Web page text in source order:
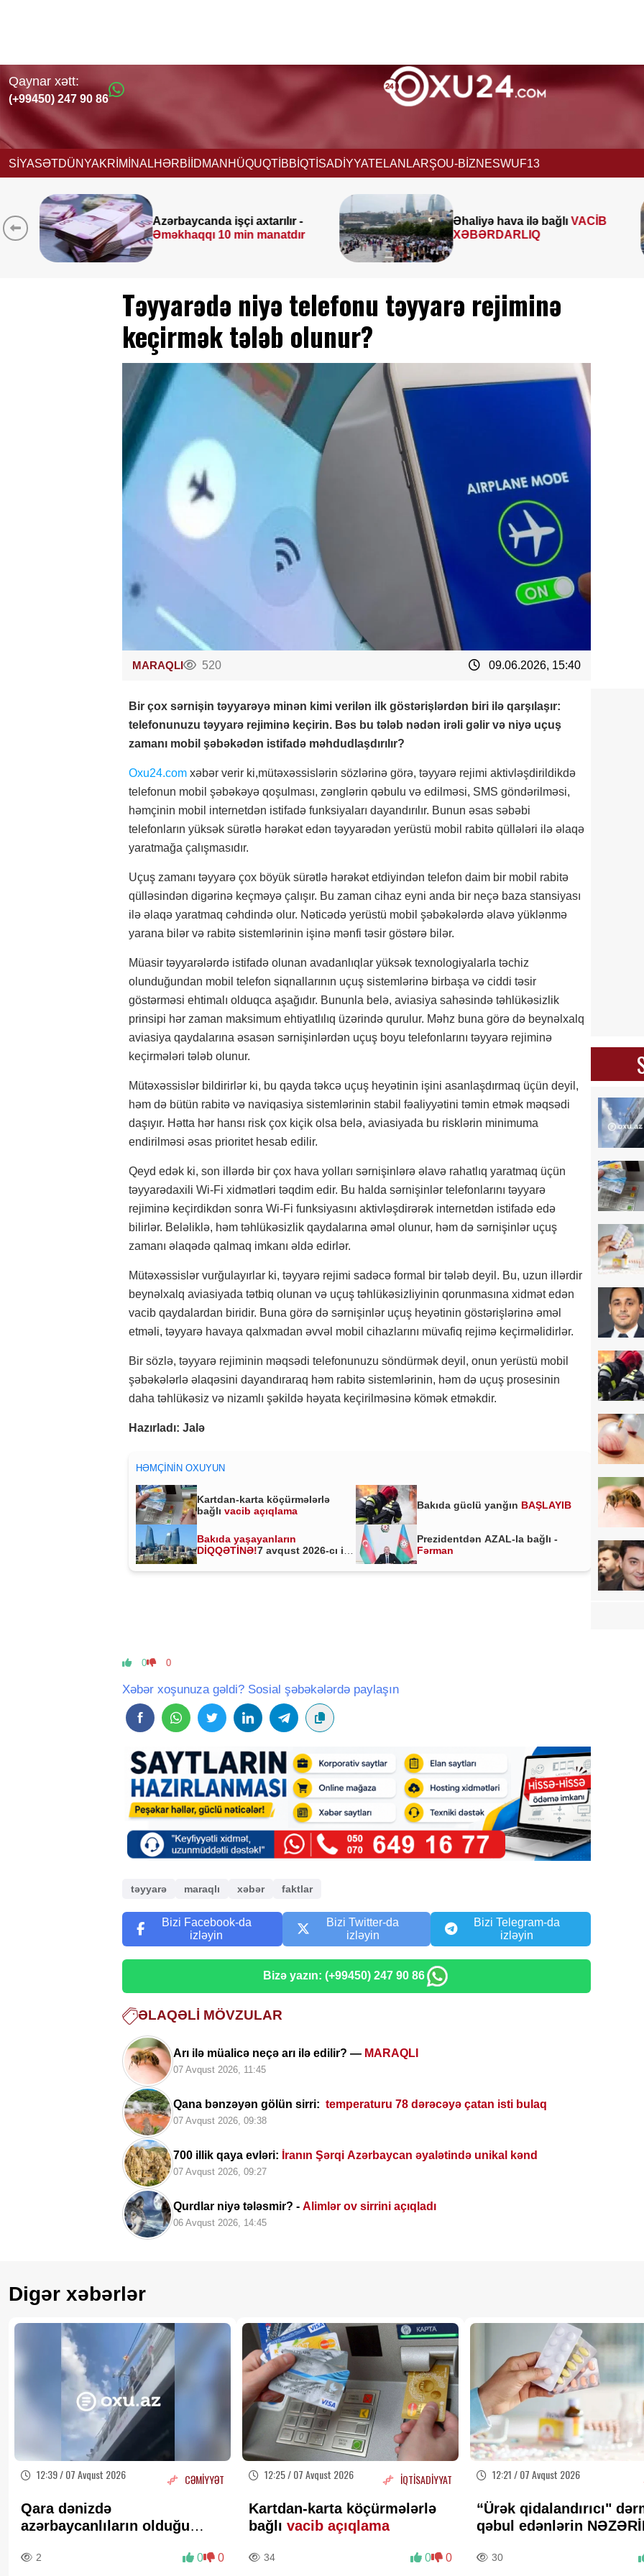
Qaynar xətt:
(+99450) 247 90 86
SİYASƏTDÜNYAKRİMİNAL HƏRBİİDMANHÜQUQTİBBİQTİSADİYYATELANLARŞOU-BİZNESWUF13
axtarılır -
manatdır
Əhaliyə hava ilə bağlı
VACİB
XƏBƏRDARLIQ
Paytaxtın bəzi
sıxlıq
Təyyarədə niyə telefonu təyyarə rejiminə
keçirmək tələb olunur?
MARAQLI 520 09.06.2026, 15:40
Bir çox sərnişin təyyarəyə minən kimi verilən ilk göstərişlərdən biri ilə qarşılaşır:
telefonunuzu təyyarə rejiminə keçirin. Bəs bu tələb nədən irəli gəlir və niyə uçuş
zamanı mobil şəbəkədən istifadə məhdudlaşdırılır?
Oxu24.com xəbər verir ki,mütəxəssislərin sözlərinə görə, təyyarə rejimi aktivləşdirildikdə
telefonun mobil şəbəkəyə qoşulması, zənglərin qəbulu və edilməsi, SMS göndərilməsi,
həmçinin mobil internetdən istifadə funksiyaları dayandırılır. Bunun əsas səbəbi
telefonların yüksək sürətlə hərəkət edən təyyarədən yerüstü mobil rabitə qüllələri ilə əlaqə
yaratmağa çalışmasıdır.
Uçuş zamanı təyyarə çox böyük sürətlə hərəkət etdiyindən telefon daim bir mobil rabitə
qülləsindən digərinə keçməyə çalışır. Bu zaman cihaz eyni anda bir neçə baza stansiyası
ilə əlaqə yaratmaq cəhdində olur. Nəticədə yerüstü mobil şəbəkələrdə əlavə yüklənmə
yarana bilər və rabitə sistemlərinin işinə mənfi təsir göstərə bilər.
Müasir təyyarələrdə istifadə olunan avadanlıqlar yüksək texnologiyalarla təchiz
olunduğundan mobil telefon siqnallarının uçuş sistemlərinə birbaşa və ciddi təsir
göstərməsi ehtimalı olduqca aşağıdır. Bununla belə, aviasiya sahəsində təhlükəsizlik
prinsipi hər zaman maksimum ehtiyatlılıq üzərində qurulur. Məhz buna görə də beynəlxalq
aviasiya qaydalarına əsasən sərnişinlərdən uçuş boyu telefonlarını təyyarə rejiminə
keçirmələri tələb olunur.
Mütəxəssislər bildirirlər ki, bu qayda təkcə uçuş heyətinin işini asanlaşdırmaq üçün deyil,
həm də bütün rabitə və naviqasiya sistemlərinin stabil fəaliyyətini təmin etmək məqsədi
daşıyır. Hətta hər hansı risk çox kiçik olsa belə, aviasiyada bu risklərin minimuma
endirilməsi əsas prioritet hesab edilir.
Qeyd edək ki, son illərdə bir çox hava yolları sərnişinlərə əlavə rahatlıq yaratmaq üçün
təyyarədaxili Wi-Fi xidmətləri təqdim edir. Bu halda sərnişinlər telefonlarını təyyarə
rejiminə keçirdikdən sonra Wi-Fi funksiyasını aktivləşdirərək internetdən istifadə edə
bilirlər. Beləliklə, həm təhlükəsizlik qaydalarına əməl olunur, həm də sərnişinlər uçuş
zamanı əlaqədə qalmaq imkanı əldə edirlər.
Mütəxəssislər vurğulayırlar ki, təyyarə rejimi sadəcə formal bir tələb deyil. Bu, uzun illərdir
beynəlxalq aviasiyada tətbiq olunan və uçuş təhlükəsizliyinin qorunmasına xidmət edən
vacib qaydalardan biridir. Buna görə də sərnişinlər uçuş heyətinin göstərişlərinə əməl
etməli, təyyarə havaya qalxmadan əvvəl mobil cihazlarını müvafiq rejimə keçirməlidirlər.
Bir sözlə, təyyarə rejiminin məqsədi telefonunuzu söndürmək deyil, onun yerüstü mobil
şəbəkələrlə əlaqəsini dayandıraraq həm rabitə sistemlərinin, həm də uçuş prosesinin
daha təhlükəsiz və nizamlı şəkildə həyata keçirilməsinə kömək etməkdir.
Hazırladı: Jalə
HƏMÇININ OXUYUN
Kartdan-karta köçürmələrlə
bağlıvacib açıqlama Bakıda güclü yanğın BAŞLAYIB
Bakıda yaşayanların
DİQQƏTİNƏ!7 avqust 2026-cı il
Prezidentdən AZAL-la bağlı -
Fərman
0 0
Xəbər xoşunuza gəldi? Sosial şəbəkələrdə paylaşın
təyyarə maraqlı xəbər faktlar
Bizi Facebook-da
izləyin
Bizi Twitter-da
izləyin
Bizi Telegram-da
izləyin
Bizə yazın: (+99450) 247 90 86
ƏLAQƏLI MÖVZULAR
Arı ilə müalicə neçə arı ilə edilir? — MARAQLI
07 Avqust 2026, 11:45
Qana bənzəyən gölün sirri: temperaturu 78 dərəcəyə çatan isti bulaq
07 Avqust 2026, 09:38
700 illik qaya evləri: İranın Şərqi Azərbaycan əyalətində unikal kənd
07 Avqust 2026, 09:27
Qurdlar niyə tələsmir? - Alimlər ov sirrini açıqladı
06 Avqust 2026, 14:45
Digər xəbərlər
12:39 / 07 Avqust 2026 CƏMİYYƏT
Qara dənizdə
azərbaycanlıların olduğu
Anbaan- Video
2 0 0
12:25 / 07 Avqust 2026 İQTİSADİYYAT
Kartdan-karta köçürmələrlə
bağlı vacib açıqlama
34 0 0
12:21 / 07 Avqust 2026
“Ürək qidalandırıcı"
qəbul edənlərin
XƏBƏRDARLIQ
30